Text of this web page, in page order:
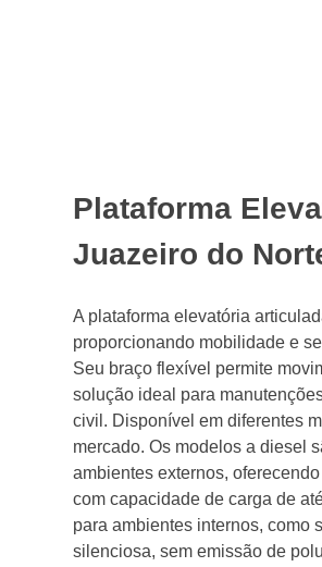
Plataforma
Juazeiro do
A plataforma elevatória
proporcionando mobilidade e
Seu braço flexível permite
solução ideal para
civil. Disponível em diferentes
mercado. Os modelos a diesel
ambientes externos,
com capacidade de carga de
para ambientes internos, como
silenciosa, sem emissão de